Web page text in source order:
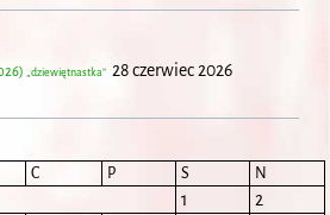
„dziewiętnastka” 28 czerwiec 2026
C P S N
1
2